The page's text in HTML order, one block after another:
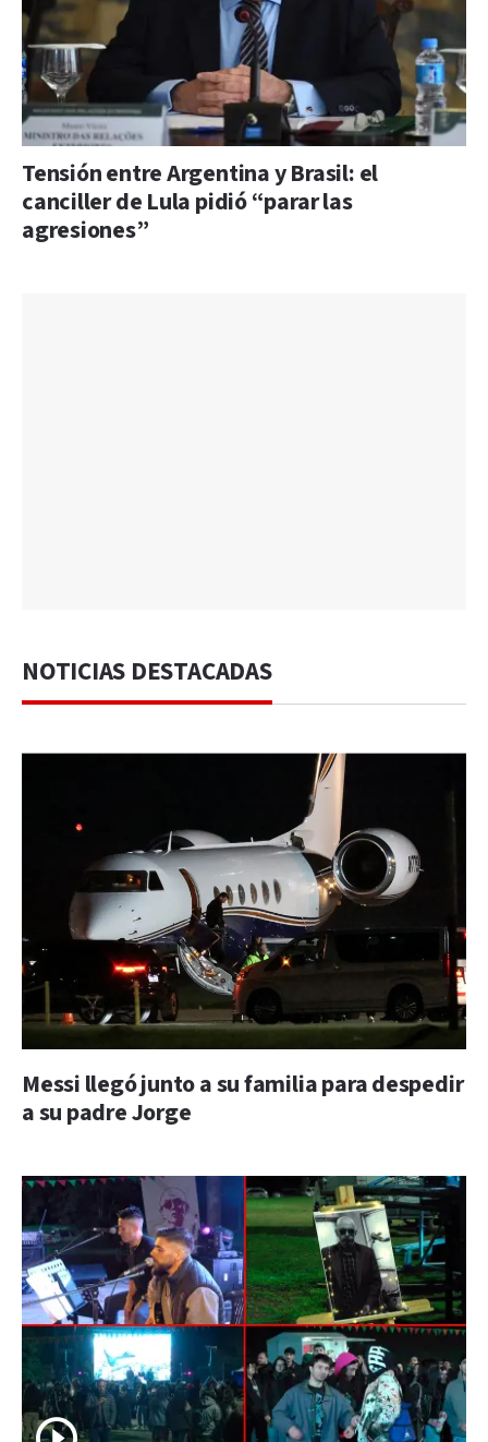
Tensión entre Argentina y Brasil: el
canciller de Lula pidió “parar las
agresiones”
NOTICIAS DESTACADAS
Messi llegó junto a su familia para despedir
a su padre Jorge